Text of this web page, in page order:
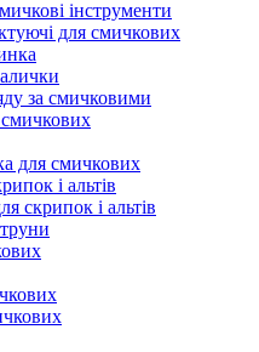
інструменти
для смичкових
за смичковими
для смичкових
і альтів
скрипок і альтів